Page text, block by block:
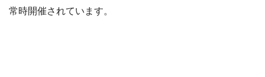
常時開催されています。